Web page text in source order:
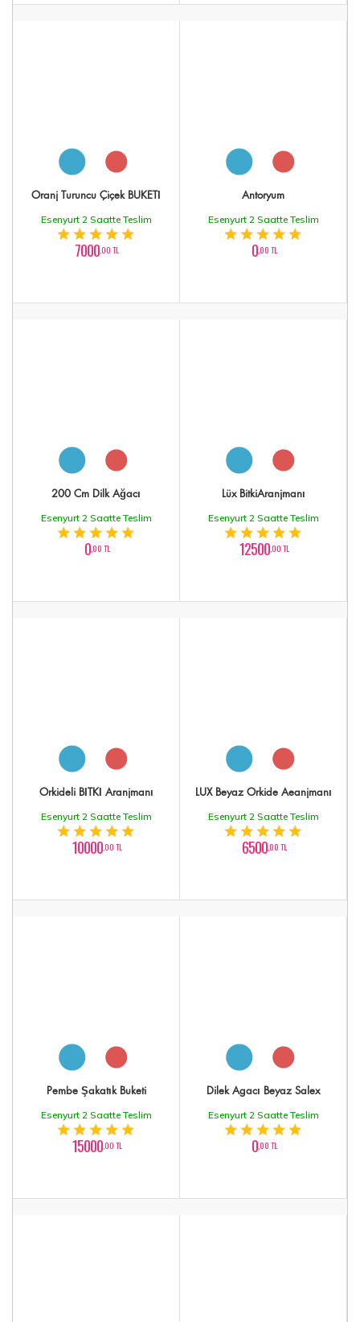
Oranj Turuncu Çiçek BUKETİ
Esenyurt 2 Saatte Teslim
7000,00 TL
Antoryum
Esenyurt 2 Saatte Teslim
0,00 TL
200 Cm Dilk Ağacı
Esenyurt 2 Saatte Teslim
0,00 TL
Lüx BitkiAranjmanı
Esenyurt 2 Saatte Teslim
12500,00 TL
Orkideli BİTKİ Aranjmanı
Esenyurt 2 Saatte Teslim
10000,00 TL
LÜX Beyaz Orkide Aeanjmanı
Esenyurt 2 Saatte Teslim
6500,00 TL
Pembe Şakatık Buketi
Esenyurt 2 Saatte Teslim
15000,00 TL
Dilek Agacı Beyaz Salex
Esenyurt 2 Saatte Teslim
0,00 TL